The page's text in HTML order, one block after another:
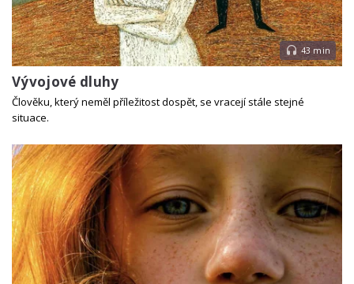
43 min
Vývojové dluhy
Člověku, který neměl příležitost dospět, se vracejí stále stejné
situace.